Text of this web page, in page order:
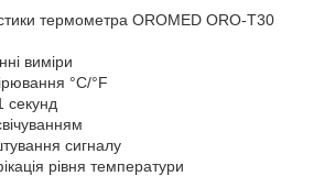
термометра OROMED ORO-T30
виміри
°C/°F
секунд
сигналу
рівня температури